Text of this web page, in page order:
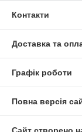
Контакти
Доставка та
Графік роботи
Повна версія